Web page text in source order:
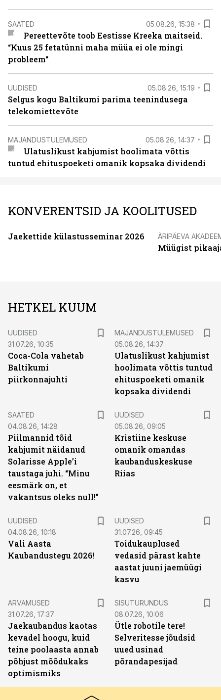
SAATED 05.08.26, 15:38
Pereettevõte toob Eestisse Kreeka maitseid.
“Kuus 25 fetatünni maha müüa ei ole mingi
probleem“
UUDISED 05.08.26, 15:19
Selgus kogu Baltikumi parima teenindusega
telekomiettevõte
MAJANDUSTULEMUSED 05.08.26, 14:37
Ulatuslikust kahjumist hoolimata võttis
tuntud ehituspoeketi omanik kopsaka dividendi
KONVERENTSID JA KOOLITUSED
Jaekettide külastusseminar 2026 ÄRIPÄEVA
Müügist
HETKEL KUUM
UUDISED
31.07.26, 10:35
Coca-Cola vahetab
Baltikumi
piirkonnajuhti
MAJANDUSTULEMUSED
05.08.26, 14:37
Ulatuslikust kahjumist
hoolimata võttis tuntud
ehituspoeketi omanik
kopsaka dividendi
SAATED
04.08.26, 14:28
Piilmannid tõid
kahjumit näidanud
Solarisse Apple’i
taustaga juhi. “Minu
eesmärk on, et
vakantsus oleks null!”
UUDISED
05.08.26, 09:05
Kristiine keskuse
omanik omandas
kaubanduskeskuse
Riias
UUDISED
04.08.26, 10:18
Vali Aasta
Kaubandustegu 2026!
UUDISED
31.07.26, 09:45
Toidukauplused
vedasid pärast kahte
aastat juuni jaemüügi
kasvu
ARVAMUSED
31.07.26, 17:37
Jaekaubandus kaotas
kevadel hoogu, kuid
teine poolaasta annab
põhjust mõõdukaks
optimismiks
SISUTURUNDUS
08.07.26, 10:06
Ütle robotile tere!
Selveritesse jõudsid
uued usinad
põrandapesijad